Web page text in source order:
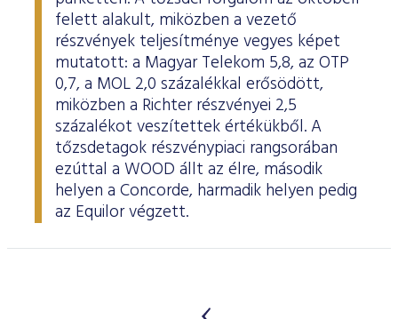
felett alakult, miközben a vezető
részvények teljesítménye vegyes képet
mutatott: a Magyar Telekom 5,8, az OTP
0,7, a MOL 2,0 százalékkal erősödött,
miközben a Richter részvényei 2,5
százalékot veszítettek értékükből. A
tőzsdetagok részvénypiaci rangsorában
ezúttal a WOOD állt az élre, második
helyen a Concorde, harmadik helyen pedig
az Equilor végzett.